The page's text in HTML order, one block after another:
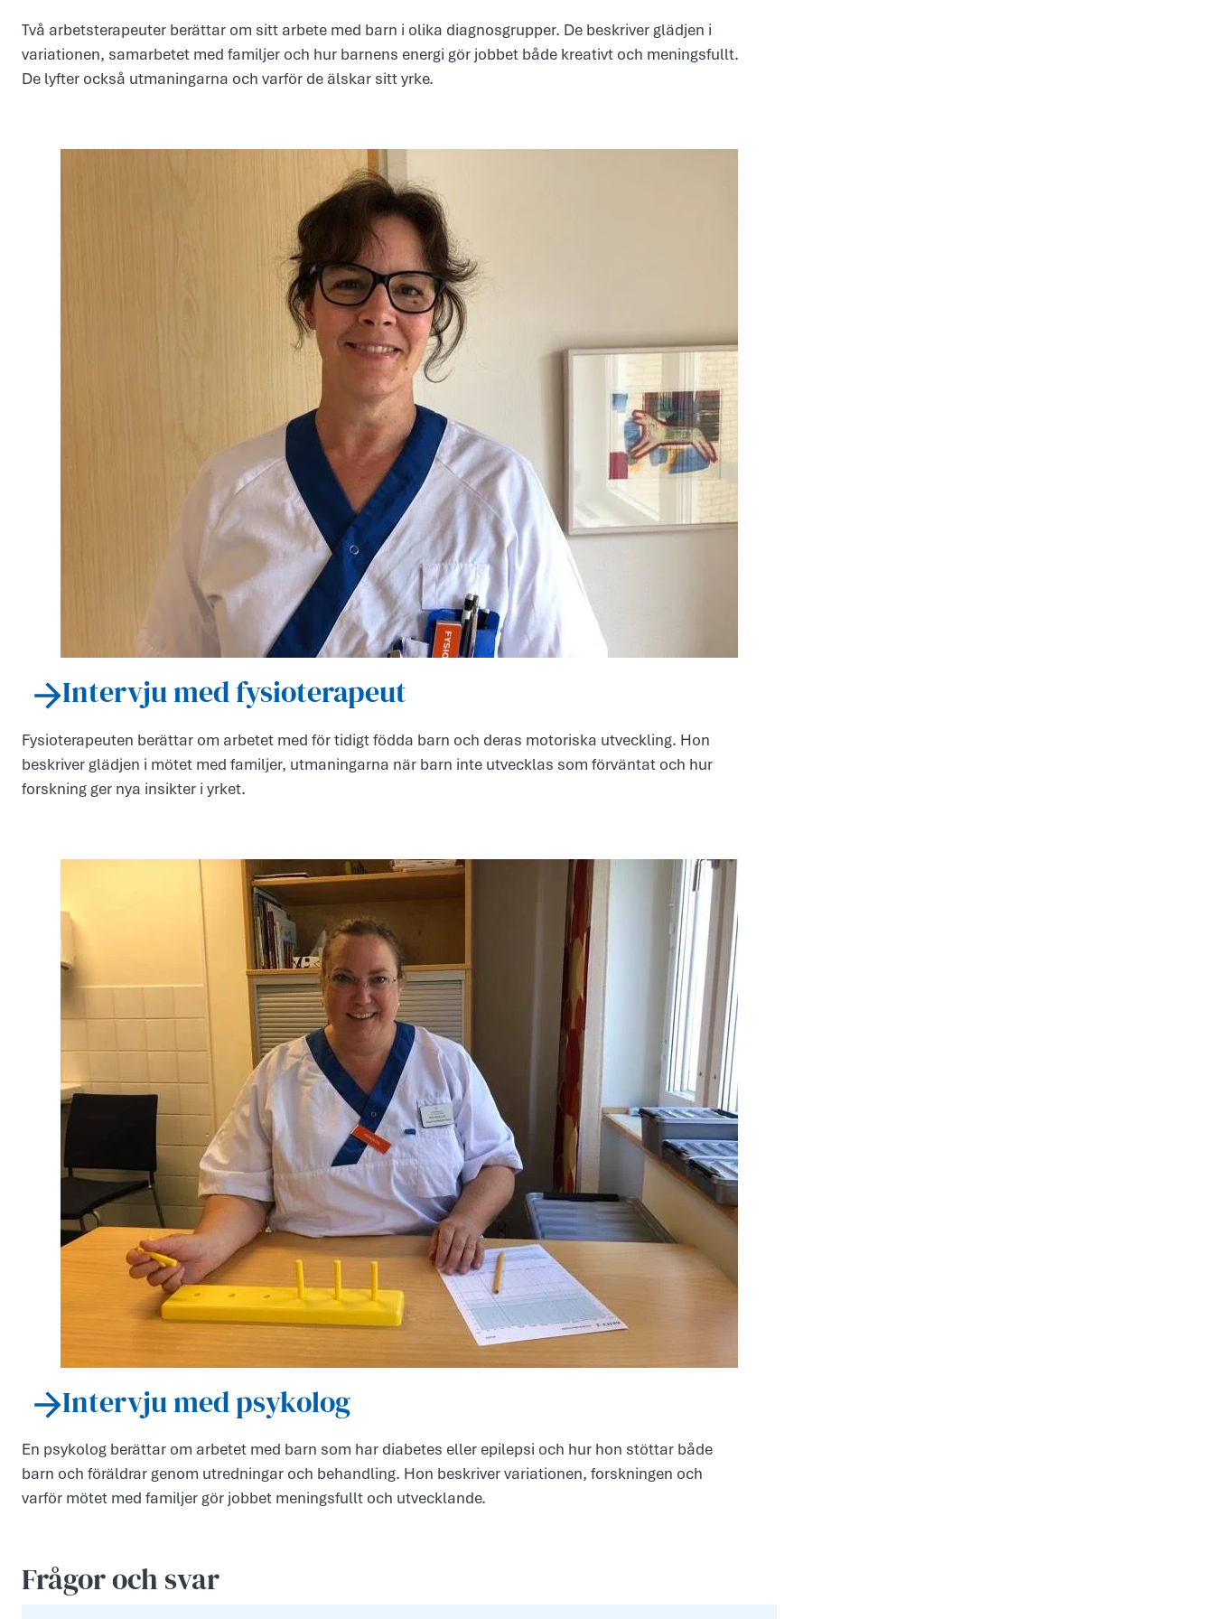
Två arbetsterapeuter berättar om sitt arbete med barn i olika diagnosgrupper. De beskriver glädjen i
variationen, samarbetet med familjer och hur barnens energi gör jobbet både kreativt och meningsfullt.
De lyfter också utmaningarna och varför de älskar sitt yrke.
Intervju med fysioterapeut
Fysioterapeuten berättar om arbetet med för tidigt födda barn och deras motoriska utveckling. Hon
beskriver glädjen i mötet med familjer, utmaningarna när barn inte utvecklas som förväntat och hur
forskning ger nya insikter i yrket.
Intervju med psykolog
En psykolog berättar om arbetet med barn som har diabetes eller epilepsi och hur hon stöttar både
barn och föräldrar genom utredningar och behandling. Hon beskriver variationen, forskningen och
varför mötet med familjer gör jobbet meningsfullt och utvecklande.
Frågor och svar